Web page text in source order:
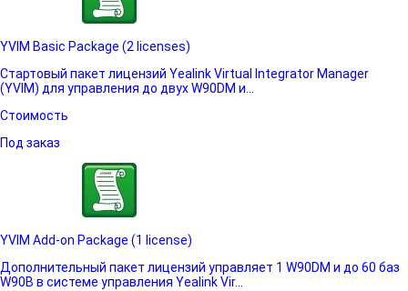
YVIM Basic Package (2 licenses)
Стартовый пакет лицензий Yealink Virtual Integrator Manager
(YVIM) для управления до двух W90DM и...
Стоимость
Под заказ
YVIM Add-on Package (1 license)
Дополнительный пакет лицензий управляет 1 W90DM и до 60 баз
W90B в системе управления Yealink Vir...